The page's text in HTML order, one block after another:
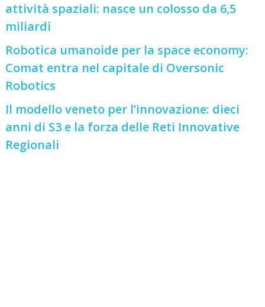
attività spaziali: nasce un colosso da 6,5
miliardi
Robotica umanoide per la space economy:
Comat entra nel capitale di Oversonic
Robotics
Il modello veneto per l’innovazione: dieci
anni di S3 e la forza delle Reti Innovative
Regionali